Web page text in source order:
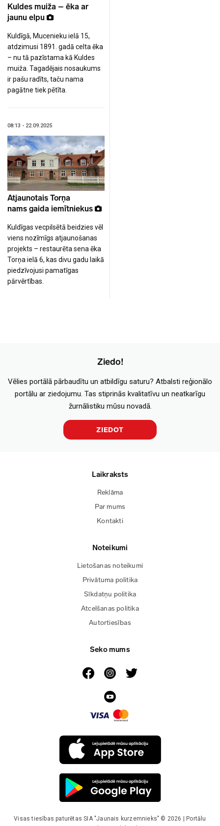
Kuldes muiža – ēka ar
jaunu elpu
Kuldīgā, Mucenieku ielā 15,
atdzimusi 1891. gadā celta ēka
– nu tā pazīstama kā Kuldes
muiža. Tagadējais nosaukums
ir pašu radīts, taču nama
pagātne tiek pētīta.
08:13 - 22.09.2025
Atjaunotais Torņa
nams gaida iemītniekus
Kuldīgas vecpilsētā beidzies vēl
viens nozīmīgs atjaunošanas
projekts – restaurēta sena ēka
Torņa ielā 6, kas divu gadu laikā
piedzīvojusi pamatīgas
pārvērtības.
Ziedo!
Vēlies portālā pārbaudītu un atbildīgu saturu? Atbalsti reģionālo
portālu ar ziedojumu. Tas stiprinās kvalitatīvu un neatkarīgu
žurnālistiku mūsu novadā.
ZIEDOT
Laikraksts
Reklāma
Par mums
Kontakti
Noteikumi
Lietošanas noteikumi
Privātuma politika
Sīkdatņu politika
Atcelšanas politika
Autortiesības
Seko mums
Visas tiesības paturētas SIA "Jaunais kurzemnieks" © 2026 | Portālu